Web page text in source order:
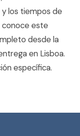
los tiempos de
conoce este
desde la
en Lisboa.
específica.